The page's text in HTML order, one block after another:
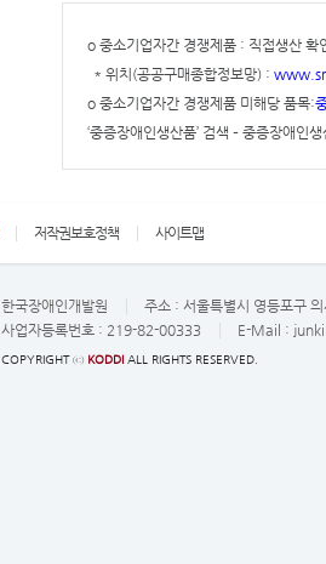
o 중소기업자간 경쟁제품 : 직접생산 확
* 위치(공공구매종합정보망) :
o 중소기업자간 경쟁제품 미해당 품목:
‘중증장애인생산품’ 검색 – 중증장애인
저작권보호정책 사이트맵
한국장애인개발원 주소 : 서울특별시 영등포구
사업자등록번호 : 219-82-00333 E-Mail :
COPYRIGHT ⓒ KODDI ALL RIGHTS RESERVED.